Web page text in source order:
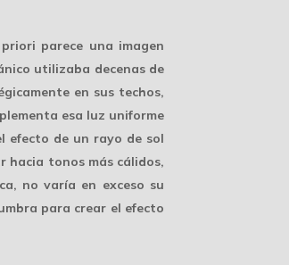
parece una imagen
utilizaba decenas de
en sus techos,
esa luz uniforme
efecto de un rayo de sol
hacia tonos más cálidos,
no varía en exceso su
para crear el efecto